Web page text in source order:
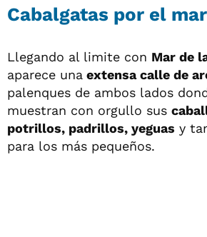
Cabalgatas por el mar
Llegando al limite con Mar de
aparece una extensa calle de
palenques de ambos lados
muestran con orgullo sus
potrillos, padrillos, yeguas y
para los más pequeños.